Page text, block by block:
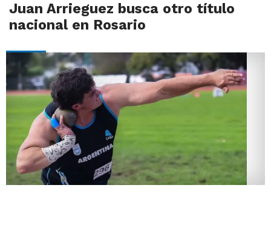
Juan Arrieguez busca otro título
nacional en Rosario